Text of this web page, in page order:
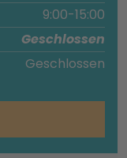
9:00-15:00
Geschlossen
Geschlossen